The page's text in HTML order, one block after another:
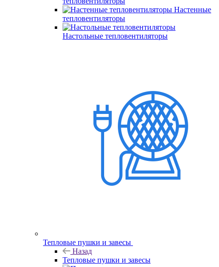
Настенные
тепловентиляторы
Настольные тепловентиляторы
Тепловые пушки и завесы
Назад
Тепловые пушки и завесы